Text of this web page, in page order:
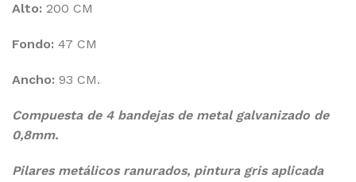
Alto: 200 CM
Fondo: 47 CM
Ancho: 93 CM.
Compuesta de 4 bandejas de metal galvanizado de
0,8mm.
Pilares metálicos ranurados, pintura gris aplicada